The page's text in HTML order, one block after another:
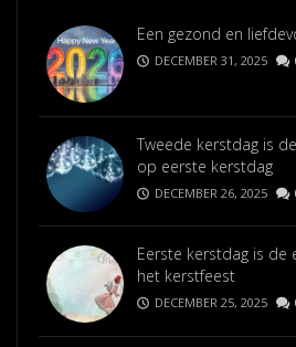
Een gezond en
DECEMBER 31, 2025
Tweede kerstdag is
op eerste kerstdag
DECEMBER 26, 2025
Eerste kerstdag is de
het kerstfeest
DECEMBER 25, 2025